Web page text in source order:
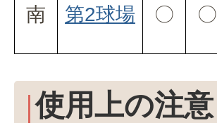
南 第2球場 〇 〇
使用上の注意